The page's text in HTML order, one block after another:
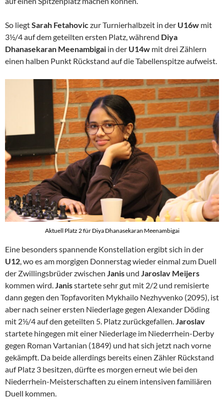
So liegtSarah Fetahoviczur Turnierhalbzeit in der U16w mit
3½/4 auf dem geteilten ersten Platz, während Diya
Dhanasekaran Meenambigai in der U14w mit drei Zählern
einen halben Punkt Rückstand auf die Tabellenspitze aufweist.
Aktuell Platz 2 für Diya Dhanasekaran Meenambigai
Eine besonders spannende Konstellation ergibt sich in der
U12, wo es am morgigen Donnerstag wieder einmal zum Duell
der Zwillingsbrüder zwischen Janis und Jaroslav Meijers
kommen wird.Janisstartete sehr gut mit 2/2 und remisierte
dann gegen den Topfavoriten Mykhailo Nezhyvenko (2095), ist
aber nach seiner ersten Niederlage gegen Alexander Döding
mit 2½/4 auf den geteilten 5. Platz zurückgefallen.Jaroslav
startete hingegen mit einer Niederlage im Niederrhein-Derby
gegen Roman Vartanian (1849) und hat sich jetzt nach vorne
gekämpft. Da beide allerdings bereits einen Zähler Rückstand
auf Platz 3 besitzen, dürfte es morgen erneut wie bei den
Niederrhein-Meisterschaften zu einem intensiven familiären
Duell kommen.